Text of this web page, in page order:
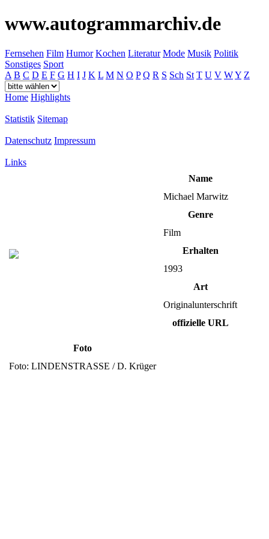
www.autogrammarchiv.de
Fernsehen Film Humor Kochen Literatur Mode Musik Politik
Sonstiges Sport
A B C D E F G H I J K L M N O P Q R S Sch St T U V WY Z
Home Highlights
Statistik Sitemap
Datenschutz Impressum
Links
Name
Michael Marwitz
Genre
Film
Erhalten
1993
Art
Originalunterschrift
offizielle URL
Foto
Foto: LINDENSTRASSE / D. Krüger